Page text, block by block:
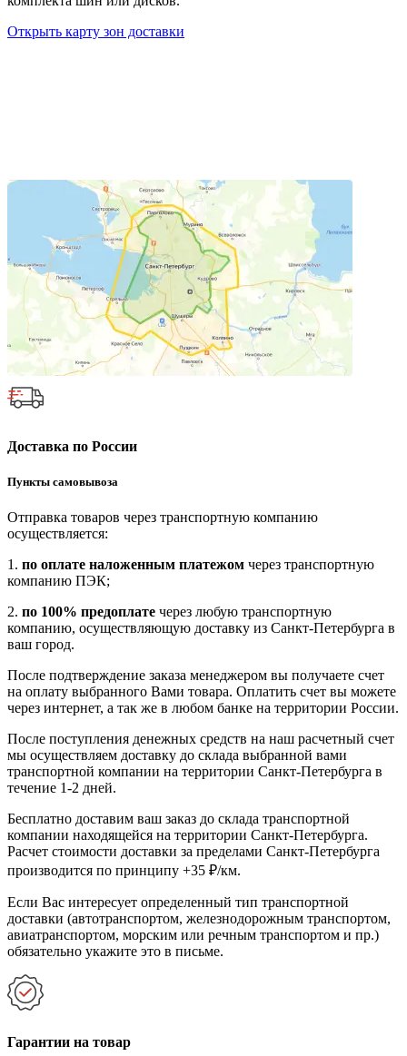
Открыть карту зон доставки
Доставка по России
Пункты самовывоза
Отправка товаров через транспортную компанию
осуществляется:
1. по оплате наложенным платежом через транспортную
компанию ПЭК;
2. по 100% предоплате через любую транспортную
компанию, осуществляющую доставку из Санкт-Петербурга в
ваш город.
После подтверждение заказа менеджером вы получаете счет
на оплату выбранного Вами товара. Оплатить счет вы можете
через интернет, а так же в любом банке на территории России.
После поступления денежных средств на наш расчетный счет
мы осуществляем доставку до склада выбранной вами
транспортной компании на территории Санкт-Петербурга в
течение 1-2 дней.
Бесплатно доставим ваш заказ до склада транспортной
компании находящейся на территории Санкт-Петербурга.
Расчет стоимости доставки за пределами Санкт-Петербурга
производится по принципу +35 ₽/км.
Если Вас интересует определенный тип транспортной
доставки (автотранспортом, железнодорожным транспортом,
авиатранспортом, морским или речным транспортом и пр.)
обязательно укажите это в письме.
Гарантии на товар